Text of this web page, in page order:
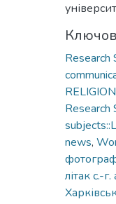
Research
Research
news,
літак с.-